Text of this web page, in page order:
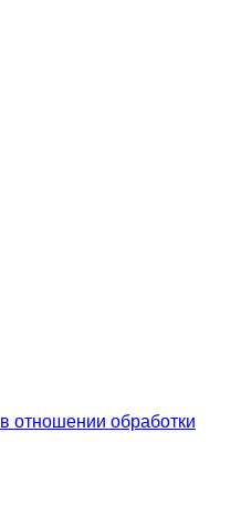
отношении обработки